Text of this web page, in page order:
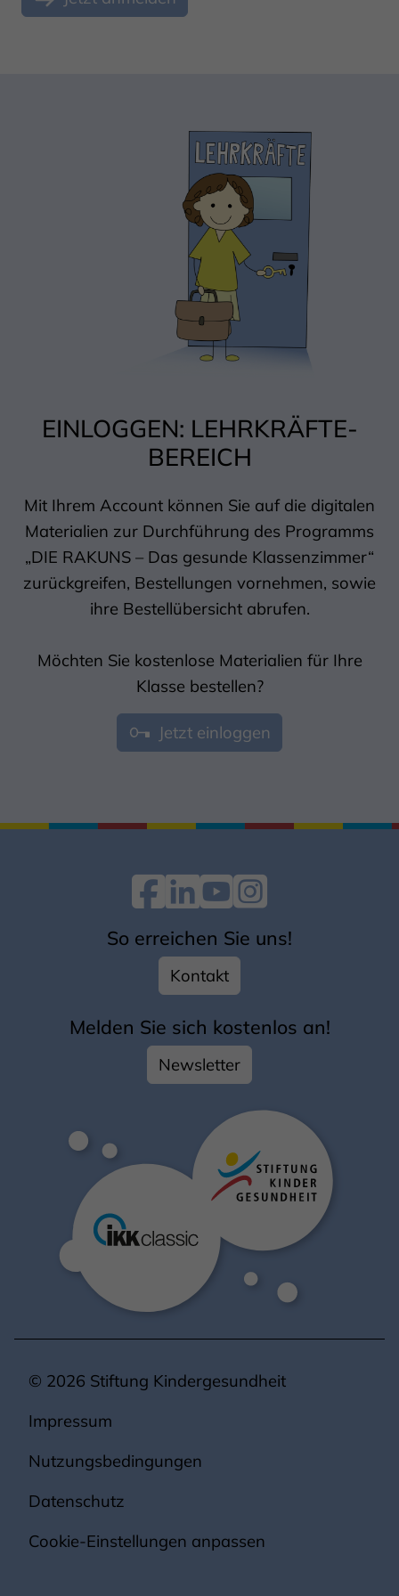
EINLOGGEN: LEHRKRÄFTE-
BEREICH
Mit Ihrem Account können Sie auf die digitalen
Materialien zur Durchführung des Programms
„DIE RAKUNS – Das gesunde Klassenzimmer“
zurückgreifen, Bestellungen vornehmen, sowie
ihre Bestellübersicht abrufen.
Möchten Sie kostenlose Materialien für Ihre
Klasse bestellen?
Jetzt einloggen
So erreichen Sie uns!
Kontakt
Melden Sie sich kostenlos an!
Newsletter
© 2026 Stiftung Kindergesundheit
Impressum
Nutzungsbedingungen
Datenschutz
Cookie-Einstellungen anpassen